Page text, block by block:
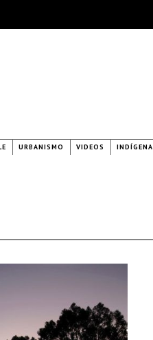
URBANISMO VIDEOS INDÍGENA